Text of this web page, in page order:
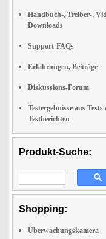
Handbuch-, Treiber-,
Downloads
Support-FAQs
Erfahrungen, Beiträge
Diskussions-Forum
Testergebnisse aus Tests
Testberichten
Produkt-Suche:
Shopping:
Überwachungskamera